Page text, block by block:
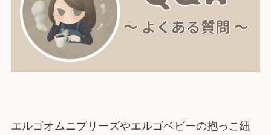
エルゴオムニブリーズやエルゴベビーの抱っこ紐